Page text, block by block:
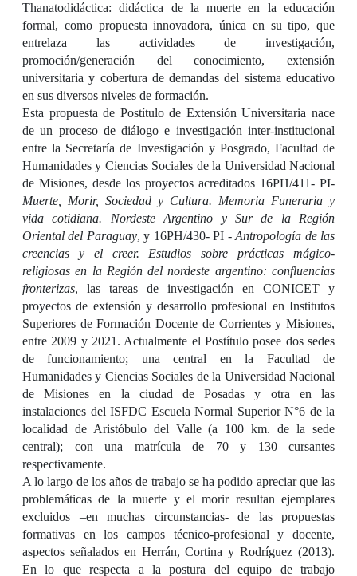
Thanatodidáctica: didáctica de la muerte en la educación
formal, como propuesta innovadora, única en su tipo, que
entrelaza las actividades de investigación,
promoción/generación del conocimiento, extensión
universitaria y cobertura de demandas del sistema educativo
en sus diversos niveles de formación.
Esta propuesta de Postítulo de Extensión Universitaria nace
de un proceso de diálogo e investigación inter-institucional
entre la Secretaría de Investigación y Posgrado, Facultad de
Humanidades y Ciencias Sociales de la Universidad Nacional
de Misiones, desde los proyectos acreditados 16PH/411- PI-
Muerte, Morir, Sociedad y Cultura. Memoria Funeraria y
vida cotidiana. Nordeste Argentino y Sur de la Región
Oriental del Paraguay, y 16PH/430- PI -Antropología de las
creencias y el creer. Estudios sobre prácticas mágico-
religiosas en la Región del nordeste argentino: confluencias
fronterizas, las tareas de investigación en CONICET y
proyectos de extensión y desarrollo profesional en Institutos
Superiores de Formación Docente de Corrientes y Misiones,
entre 2009 y 2021. Actualmente el Postítulo posee dos sedes
de funcionamiento; una central en la Facultad de
Humanidades y Ciencias Sociales de la Universidad Nacional
de Misiones en la ciudad de Posadas y otra en las
instalaciones del ISFDC Escuela Normal Superior N°6 de la
localidad de Aristóbulo del Valle (a 100 km. de la sede
central); con una matrícula de 70 y 130 cursantes
respectivamente.
A lo largo de los años de trabajo se ha podido apreciar que las
problemáticas de la muerte y el morir resultan ejemplares
excluidos –en muchas circunstancias- de las propuestas
formativas en los campos técnico-profesional y docente,
aspectos señalados en Herrán, Cortina yRodríguez (2013).
En lo que respecta a la postura del equipo de trabajo